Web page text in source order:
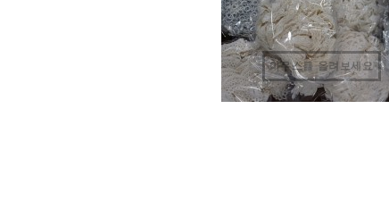
마우스를 올려보세요